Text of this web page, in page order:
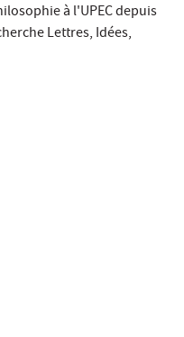
à l'UPEC depuis
Lettres, Idées,